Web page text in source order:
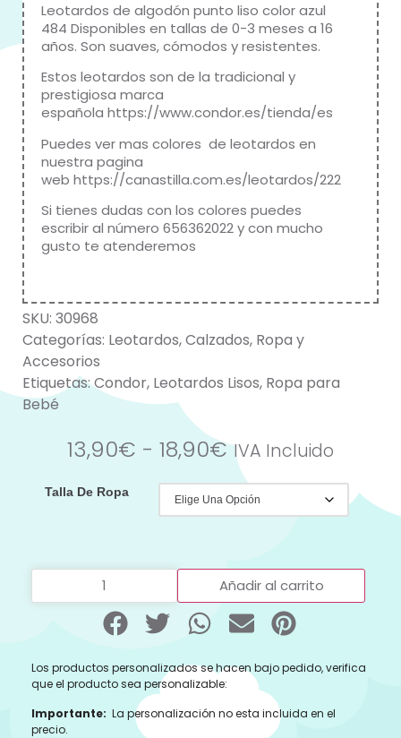
Leotardos de algodón punto liso color azul
484 Disponibles en tallas de 0-3 meses a 16
años. Son suaves, cómodos y resistentes.
Estos leotardos son de la tradicional y
prestigiosa marca
española https://www.condor.es/tienda/es
Puedes ver mas colores de leotardos en
nuestra pagina
web https://canastilla.com.es/leotardos/222
Si tienes dudas con los colores puedes
escribir al número 656362022 y con mucho
gusto te atenderemos
SKU: 30968
Categorías: Leotardos,Calzados, Ropa y
Accesorios
Etiquetas:Condor, Leotardos Lisos, Ropa para
Bebé
13,90€ - 18,90€ IVA Incluido
Talla De Ropa
Añadir al carrito
Los productos personalizados se hacen bajo pedido, verifica
que el producto sea personalizable:
Importante: La personalización no esta incluida en el
precio.